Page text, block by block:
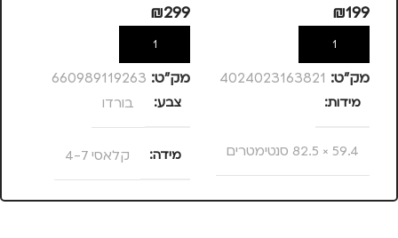
₪199
הוספה לסל
מק”ט: 4024023163821
מידות
59.4 × 82.5 סנטימטרים
מותגים TROIKA
₪299
הוספה לסל
מק”ט: 660989119263
צבע בורדו
מידה קלאסי 4-7
מותגים C SECURE